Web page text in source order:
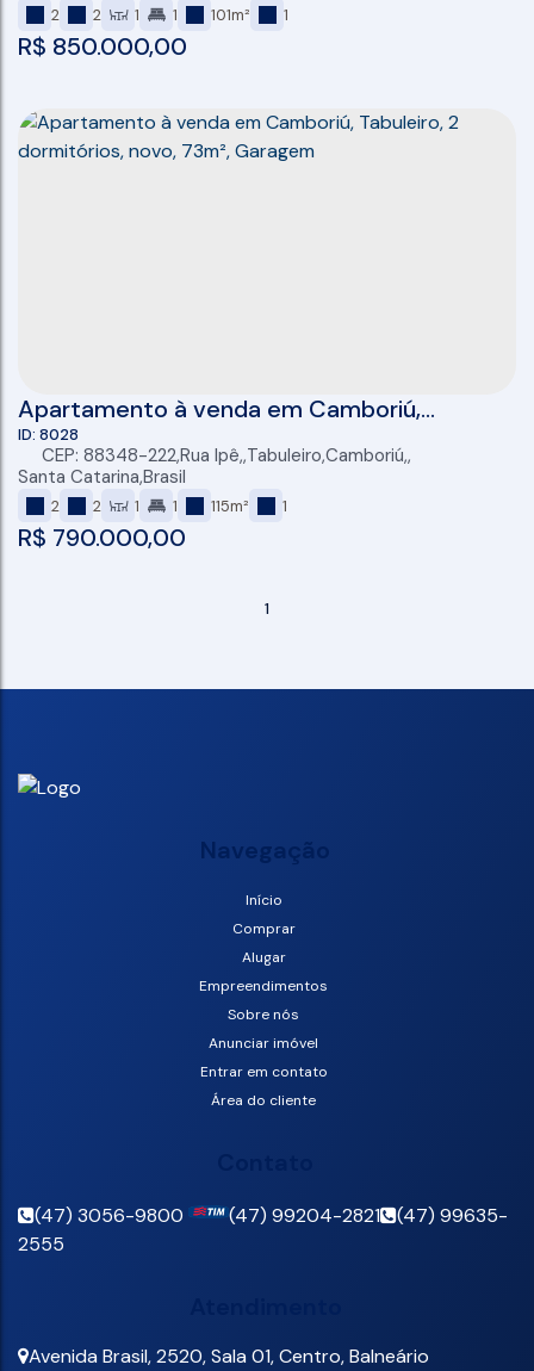
R$ 850.000,00
2 2 1 1 101m² 1
Apartamento à venda em Camboriú,
Tabuleiro, 2 dormitórios, novo, 73m²,
Garagem
R$ 790.000,00
8028
CEP: 88348-222,Rua Ipê ,Tabuleiro,Camboriú ,
Santa Catarina,Brasil
2 2 1 1 115m² 1
1
Navegação
Início
Comprar
Alugar
Empreendimentos
Sobre nós
Anunciar imóvel
Entrar em contato
Área do cliente
(47) 3056-9800 (47) 99204-2821
(47) 99635-
2555
Avenida Brasil,2520,Sala 01,Centro,Balneário